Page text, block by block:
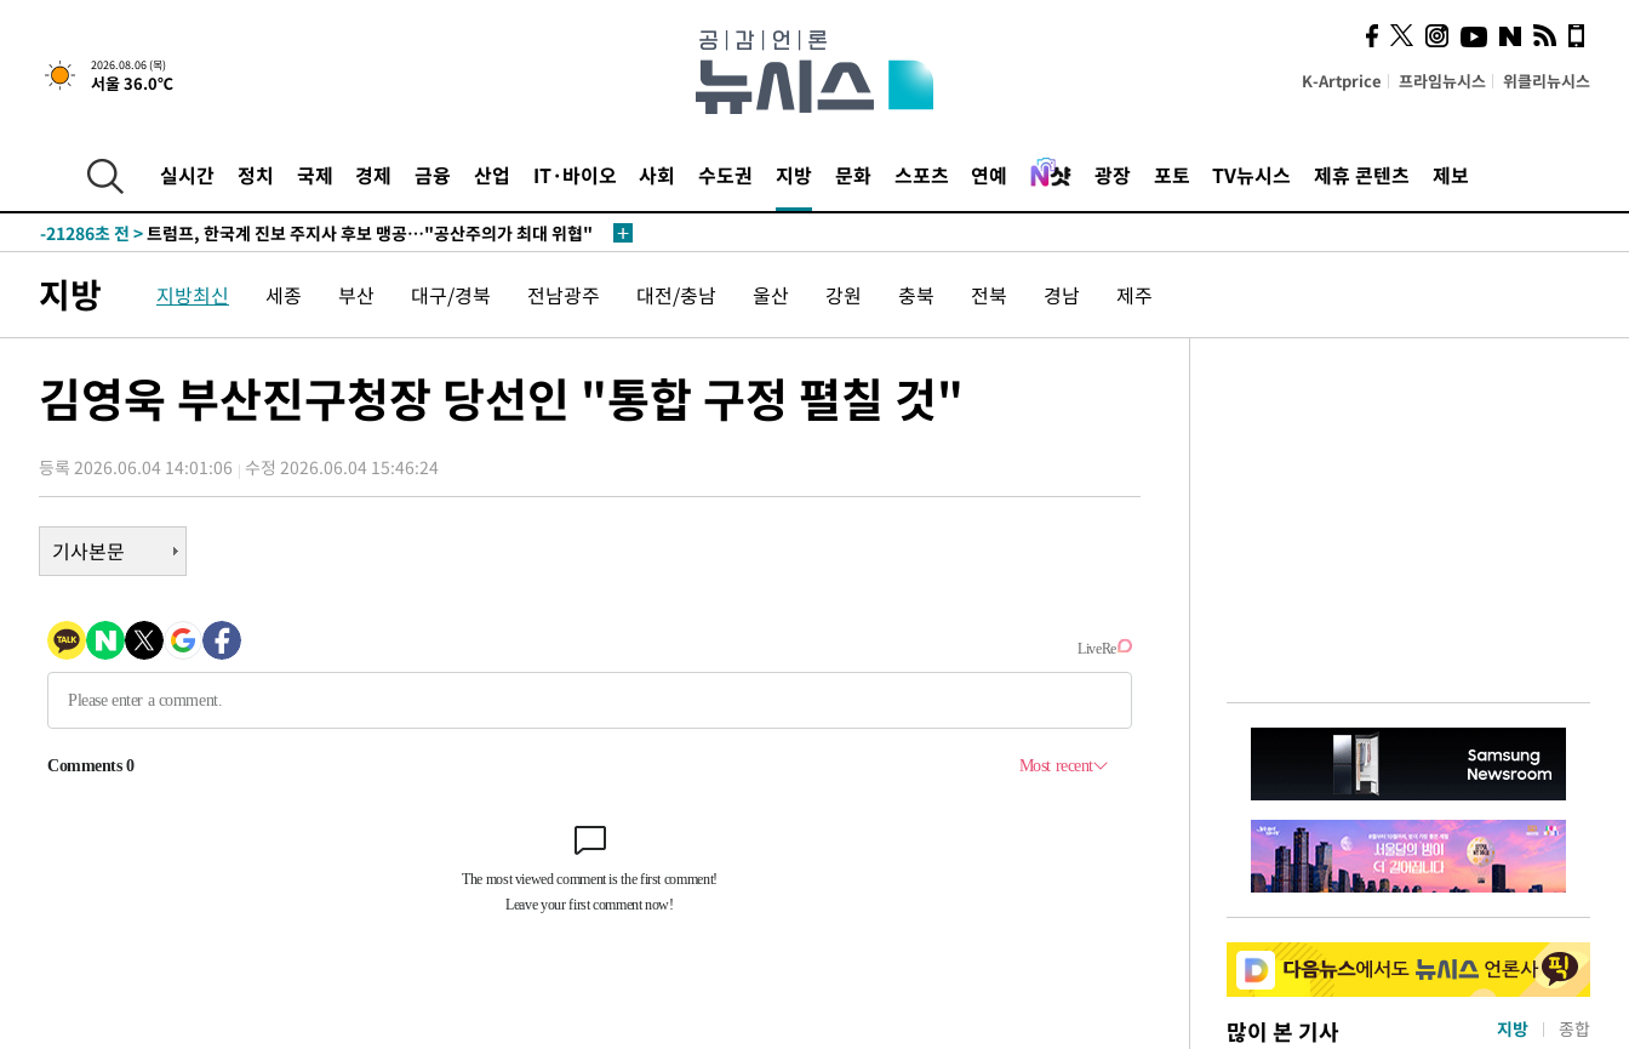
2026.08.06 (목)
서울 36.0℃ K-Artprice 프라임뉴시스 위클리뉴시스
실시간 정치 국제 경제 금융 산업 IT·바이오 사회 수도권 지방 문화 스포츠 연예 광장 포토 TV뉴시스 제휴 콘텐츠 제보
5시간 전 >[속보] "이란-오만, 호르무즈 해협 통행 항로 합의" 이란 외무부 대변인
-21649초 전 >
내일까지 39도 '펄펄'…기상청 "태풍 지나며 폭염 잠시 꺾인다"
-21264초 전 >"美간섭에 합의 지연"…트럼프, '이란 호르무즈 통제권' 수용할까
-16481초 전 >
[속보]경찰, '홍명보 선임 논란' 대한축구협회·축구회관 등 압수수
색
-15868초 전 >[속보]산업장관 "美무역법 제301조 과잉생산 결과 발표 8월 중 예
-15661초 전 >
[속보]코스피 매도사이드카 발동…4%대 급락
-14933초 전 >[속보]전남광주 초대 시민추천 부시장에 백승주·윤난실
-11061초 전 >[속보]코스닥, 2.15포인트(0.27%) 내린 797.44 출발
-7491초 전 >
6월 경상수지 497.3억 달러…두 달 연속 사상 최대
-7442초 전 >서울 낮 39도 '폭염중대경보'…40도 관측 가능성도
50분 전 >[속보] 호르무즈 해협 이란-오만 협상 기대속 뉴욕증시 혼조 마감 다우
0.49%↑
1시간 전 >[속보] 이란 대통령 "지금 최고지도자와 소통하기가 매우 어려워" 취임
3년 인터뷰
5시간 전 >[속보] "이란-오만, 호르무즈 해협 통행 항로 합의" 이란 외무부 대변인
트럼프, 한국계 진보 주지사 후보 맹공…"공산주의가 최대 위협"
"美간섭에 합의 지연"…트럼프, '이란 호르무즈 통제권' 수용할까
[속보]산업장관 "李정부, 원전 반대 안해…안정 전력 위해 불가피"
지방 지방최신 세종 부산 대구/경북 전남광주 대전/충남 울산 강원 충북 전북 경남 제주
김영욱 부산진구청장 당선인 "통합 구정 펼칠 것"
등록 2026.06.04 14:01:06 수정 2026.06.04 15:46:24
기사본문
많이 본 기사 지방 종합